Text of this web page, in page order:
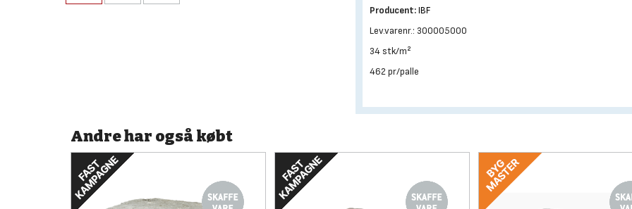
Producent:IBF
Lev.varenr.: 300005000
34 stk/m²
462 pr/palle
Andre har også købt